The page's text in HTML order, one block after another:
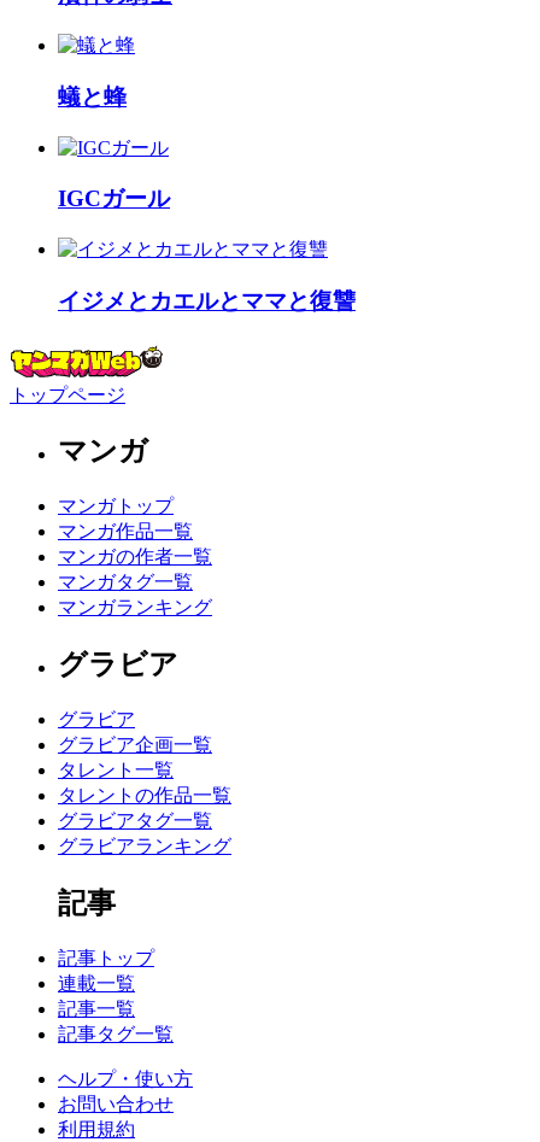
蟻と蜂
IGCガール
イジメとカエルとママと復讐
トップページ
マンガ
マンガトップ
マンガ作品一覧
マンガの作者一覧
マンガタグ一覧
マンガランキング
グラビア
グラビア
グラビア企画一覧
タレント一覧
タレントの作品一覧
グラビアタグ一覧
グラビアランキング
記事
記事トップ
連載一覧
記事一覧
記事タグ一覧
ヘルプ・使い方
お問い合わせ
利用規約